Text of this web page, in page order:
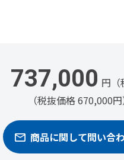
737,000 円（
（税抜価格 670,000円
商品に関して問い合